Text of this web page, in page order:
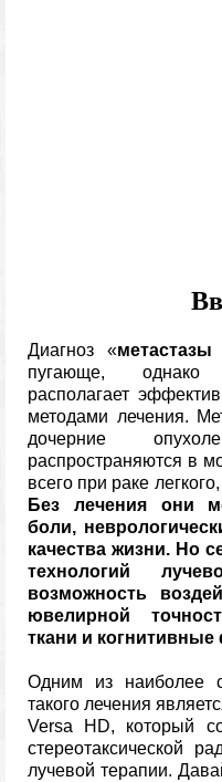
Диагноз «
пугающе, однако
располагает
методами лечения.
дочерние
распространяются в
всего при раке
Без лечения они
боли,
качества жизни. Но
технологий
возможность
ювелирной
ткани и
Одним из наиболее
такого лечения
Versa HD, который
стереотаксической
лучевой терапии.